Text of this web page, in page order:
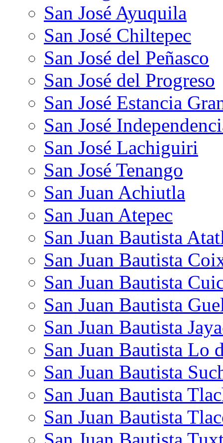
San José Ayuquila
San José Chiltepec
San José del Peñasco
San José del Progreso
San José Estancia
San José
San José Lachiguiri
San José Tenango
San Juan Achiutla
San Juan Atepec
San Juan Bautista
San Juan Bautista
San Juan Bautista
San Juan Bautista
San Juan Bautista
San Juan Bautista Lo
San Juan Bautista
San Juan Bautista
San Juan Bautista